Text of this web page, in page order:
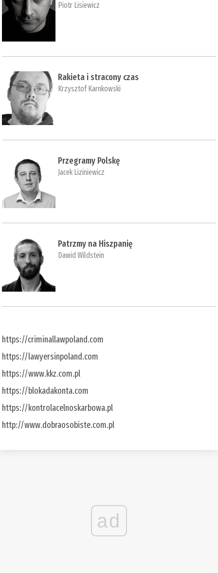
Piotr Lisiewicz
Rakieta i stracony czas
Krzysztof Karnkowski
Przegramy Polskę
Jacek Liziniewicz
Patrzmy na Hiszpanię
Dawid Wildstein
https://criminallawpoland.com
https://lawyersinpoland.com
https://www.kkz.com.pl
https://blokadakonta.com
https://kontrolacelnoskarbowa.pl
http://www.dobraosobiste.com.pl
ad